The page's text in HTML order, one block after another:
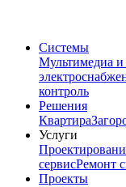
Системы
Мультимедиа и
контроль
Решения
Квартира
Услуги
сервисРемонт
Проекты